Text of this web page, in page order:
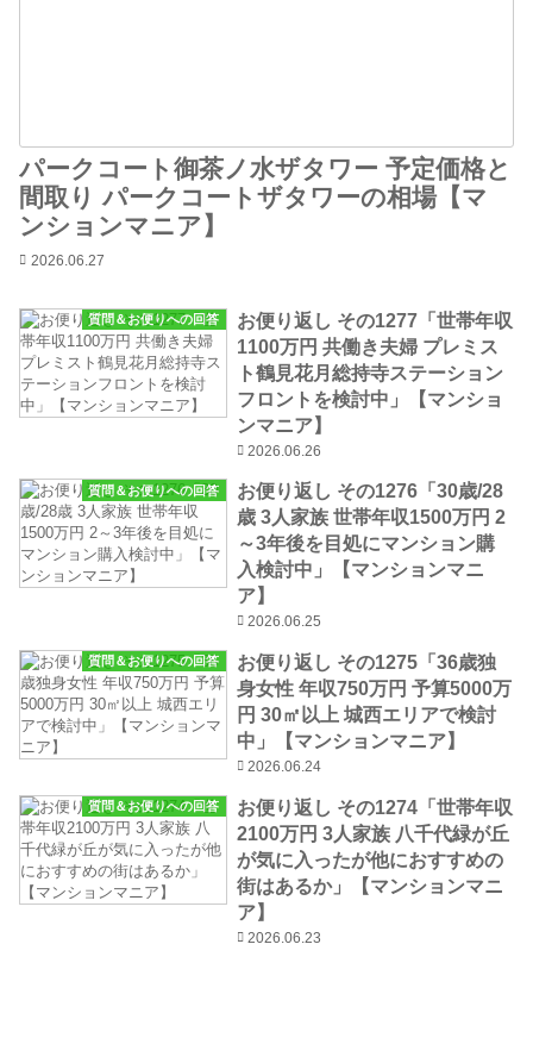
パークコート御茶ノ水ザタワー 予定価格と
間取り パークコートザタワーの相場【マ
ンションマニア】
2026.06.27
質問＆お便りへの回答
お便り返し その1277「世帯年収
1100万円 共働き夫婦 プレミス
ト鶴見花月総持寺ステーション
フロントを検討中」【マンショ
ンマニア】
2026.06.26
質問＆お便りへの回答
お便り返し その1276「30歳/28
歳 3人家族 世帯年収1500万円 2
～3年後を目処にマンション購
入検討中」【マンションマニ
ア】
2026.06.25
質問＆お便りへの回答
お便り返し その1275「36歳独
身女性 年収750万円 予算5000万
円 30㎡以上 城西エリアで検討
中」【マンションマニア】
2026.06.24
質問＆お便りへの回答
お便り返し その1274「世帯年収
2100万円 3人家族 八千代緑が丘
が気に入ったが他におすすめの
街はあるか」【マンションマニ
ア】
2026.06.23